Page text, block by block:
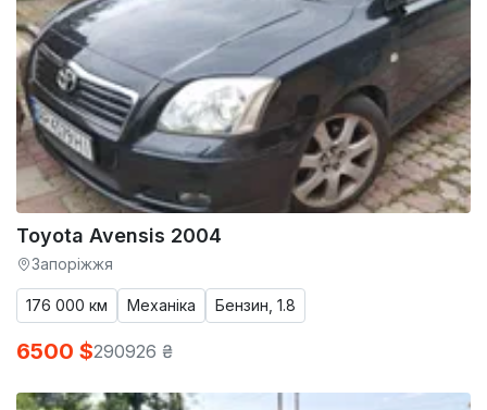
Toyota Avensis 2004
Запоріжжя
176 000 км Механіка Бензин, 1.8
6500 $290926 ₴